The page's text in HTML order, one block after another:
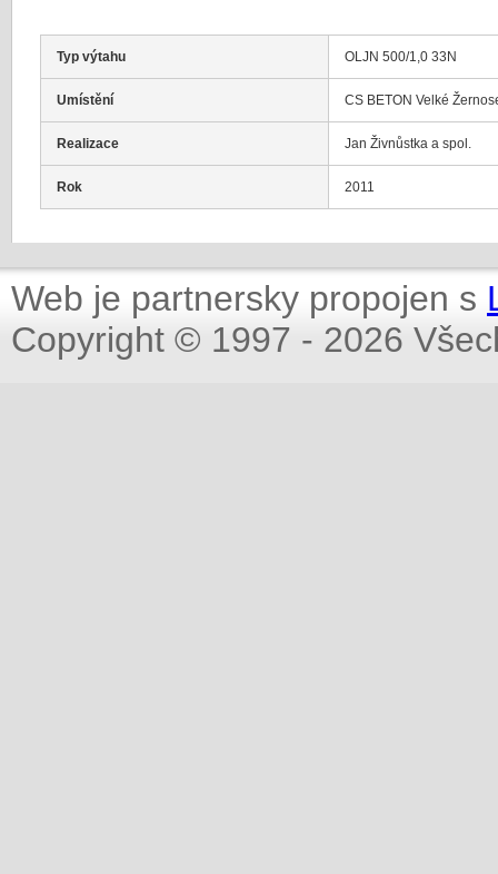
Typ výtahu OLJN 500/1,0 33N
Umístění CS BETON Velké
Realizace Jan Živnůstka a spol.
Rok 2011
Web je partnersky propojen s
Copyright © 1997 - 2026